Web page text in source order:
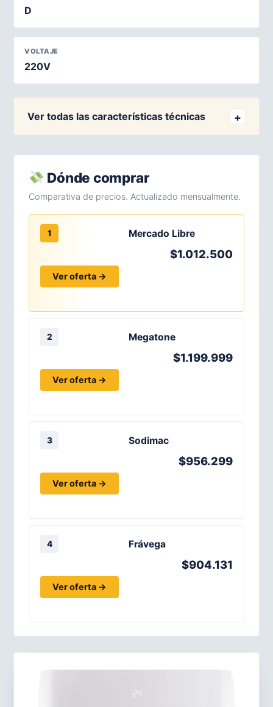
D
VOLTAJE
220V
Ver todas las características técnicas
Dónde comprar
Comparativa de precios. Actualizado mensualmente.
1 Mercado Libre
$1.012.500
Ver oferta →
2 Megatone
$1.199.999
Ver oferta →
3 Sodimac
$956.299
Ver oferta →
4 Frávega
$904.131
Ver oferta →